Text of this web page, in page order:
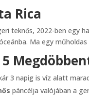
Rica
teknős, 2022-ben egy
Ma egy
3 napig is víz alatt
páncélja valójában a